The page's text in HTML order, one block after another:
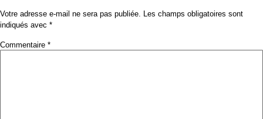
Votre adresse e-mail ne sera pas publiée. Les champs obligatoires sont
indiqués avec *
Commentaire *